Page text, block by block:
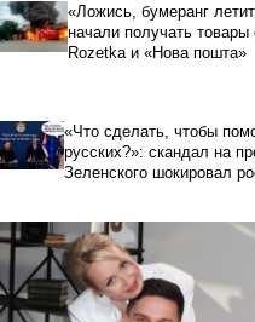
«Ложись, бумеранг
начали получать
Rozetka и «Нова пошта»
«Что сделать, чтобы
русских?»: скандал на
Зеленского шокировал